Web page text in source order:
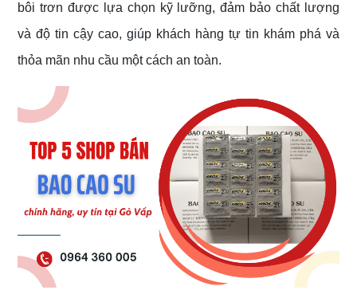
bôi trơn được lựa chọn kỹ lưỡng, đảm bảo chất lượng
và độ tin cậy cao, giúp khách hàng tự tin khám phá và
thỏa mãn nhu cầu một cách an toàn.